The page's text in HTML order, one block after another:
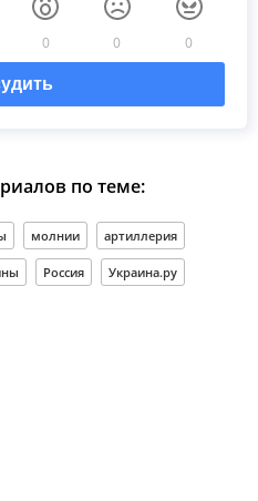
0 0 0
по теме:
молнии артиллерия
Россия Украина.ру